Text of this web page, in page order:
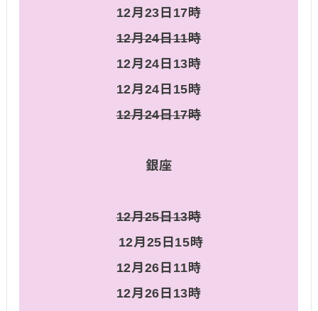
12月23日17時
12月24日11時
12月24日13時
12月24日15時
12月24日17時
銀座
12月25日13時
12月25日15時
12月26日11時
12月26日13時